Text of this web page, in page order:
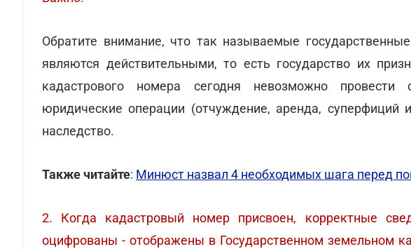
Обратите внимание, что так называемые
являются действительными, то есть государство их
кадастрового номера сегодня невозможно
юридические операции (отчуждение, аренда, суперфиций
наследство.
Также читайте: Минюст назвал 4 необходимых шага перед
2. Когда кадастровый номер присвоен, корректные
оцифрованы - отображены в Государственном земельном